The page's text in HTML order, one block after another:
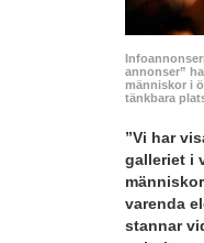
annonser”
människor i
tänkbara
”Vi har
galleriet i
varenda
stannar